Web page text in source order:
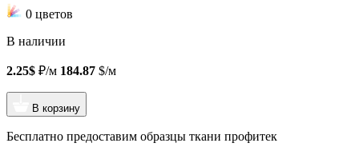
0 цветов
В наличии
2.25$ ₽/м 184.87 $/м
В корзину
Бесплатно предоставим образцы ткани профитек